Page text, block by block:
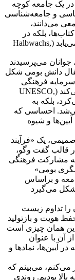
یک جامعه کوچه
و جامعه‌شناسی
می‌دانند،
بلکه در
تعاملات اجتماعی و زیست جهان مردم تداوم می‌یابد (Halbwachs,
جوانان می‌پرسیدند
دانش بومی شکل
فرهنگی
جوامع محلی و زیرساخت تنوع فرهنگی» یاد می‌کند (UNESCO,
بلکه به
احساسی که
آیین‌ها و شیوه
یک «فرآیند
قالب گفت‌ وگو،
مشارکت فرهنگی
بومی»
و براساس
شکل می‌گیرد
تداوم زیست‌
هویت و بازتولید
همان چیزی است
آن با عنوان
آیین‌ها، نمادها و
می‌کنم، می‌بینم که
بودیم. روندی